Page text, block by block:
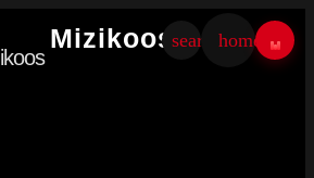
Mizikoossearchhome ×